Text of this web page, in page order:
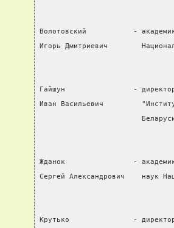
Волотовский           - академик-
Игорь Дмитриевич
Гайшун                - директор
Иван Васильевич
Жданок                - академик-
Сергей Александрович    наук
Крутько               - директор